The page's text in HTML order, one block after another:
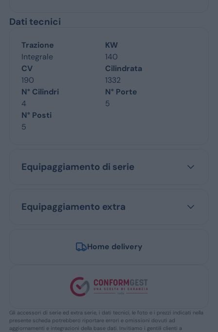
Dati tecnici
Trazione
Integrale
KW
140
CV
190
Cilindrata
1332
N° Cilindri
4
N° Porte
5
N° Posti
5
Equipaggiamento di serie
Equipaggiamento extra
Home delivery
Gli accessori di serie ed extra serie, i dati tecnici, le foto e i prezzi indicati nella
presente scheda potrebbero riportare errori e omissioni dovuti ad
aggiornamenti e integrazioni della base dati. Invitiamo i gentili clienti a